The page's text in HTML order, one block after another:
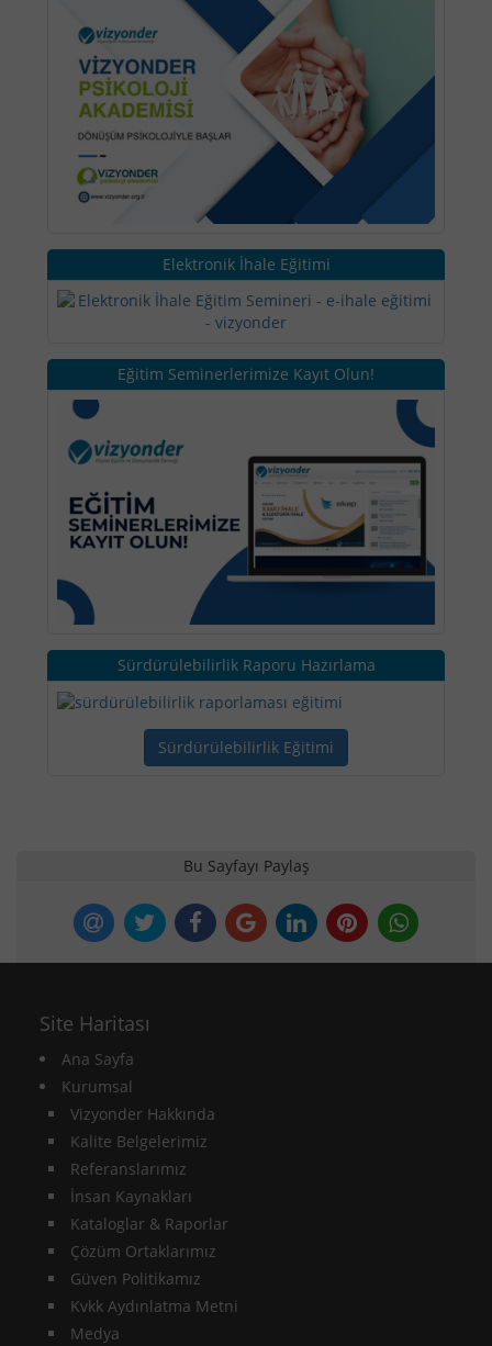
Elektronik İhale Eğitimi
Eğitim Seminerlerimize Kayıt Olun!
Sürdürülebilirlik Raporu Hazırlama
Sürdürülebilirlik Eğitimi
Bu Sayfayı Paylaş
Site Haritası
Ana Sayfa
Kurumsal
Vizyonder Hakkında
Kalite Belgelerimiz
Referanslarımız
İnsan Kaynakları
Kataloglar & Raporlar
Çözüm Ortaklarımız
Güven Politikamız
Kvkk Aydınlatma Metni
Medya